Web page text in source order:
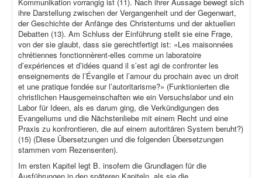
ihre Darstellung zwischen der Vergangenheit und der Gegenwart,
der Geschichte der Anfänge des Christentums und der aktuellen
Debatten (13). Am Schluss der Einführung stellt sie eine Frage,
von der sie glaubt, dass sie gerechtfertigt ist: «Les maisonnées
chrétiennes fonctionnèrent-elles comme un laboratoire
d’expériences et d’idées quand il s’est agi de confronter les
enseignements de l’Évangile et l’amour du prochain avec un droit
et une pratique fondée sur l’autoritarisme?» (Funktionierten die
christlichen Hausgemeinschaften wie ein Versuchslabor und ein
Labor für Ideen, als es darum ging, die Verkündigungen des
Evangeliums und die Nächstenliebe mit einem Recht und eine
Praxis zu konfrontieren, die auf einem autoritären System beruht?)
(15) (Diese Übersetzungen und die folgenden Übersetzungen
stammen vom Rezensenten).
Im ersten Kapitel legt B. insofern die Grundlagen für die